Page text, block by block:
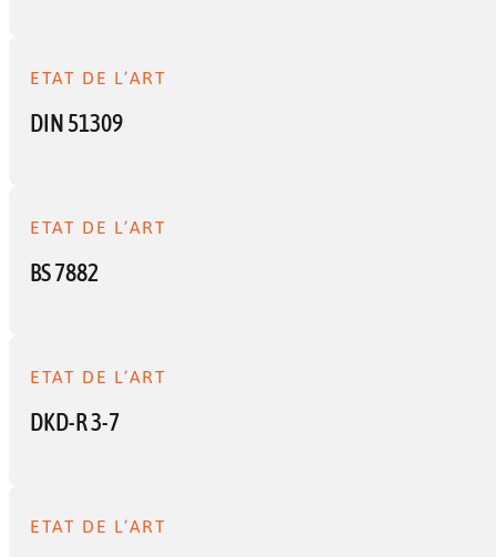
ETAT DE L’ART
DIN 51309
ETAT DE L’ART
BS 7882
ETAT DE L’ART
DKD-R 3-7
ETAT DE L’ART